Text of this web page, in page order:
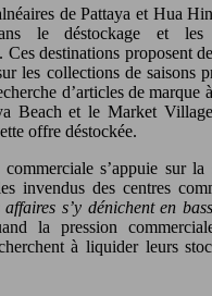
de Pattaya et Hua
le déstockage et
Ces destinations proposent
les collections de saisons
d’articles de marque
Beach et le Market
offre déstockée.
commerciale s’appuie sur
invendus des centres
s’y dénichent en
la pression
à liquider leurs